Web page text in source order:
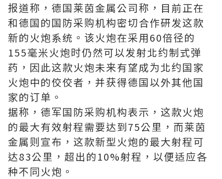
报道称，德国莱茵金属公司称，目前正在
和德国的国防采购机构密切合作研发这款
新的火炮系统。该火炮在采用60倍径的
155毫米火炮时仍然可以发射北约制式弹
药，因此这款火炮未来有望成为北约国家
火炮中的佼佼者，并获得德国以外其他国
家的订单。
据称，德军国防采购机构表示，这款火炮
的最大有效射程需要达到75公里，而莱茵
金属则宣布，这款新型火炮的最大射程可
达83公里，超出的10%射程，以便适应各
种不同火炮。